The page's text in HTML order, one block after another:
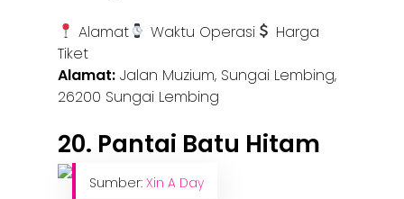
Alamat Waktu Operasi
Harga
Tiket
Alamat: Jalan Muzium, Sungai Lembing,
26200 Sungai Lembing
20. Pantai Batu Hitam
Sumber:Xin A Day